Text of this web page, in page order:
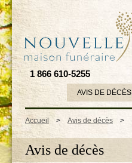
1 866 610-5255
AVIS DE DÉCÈS
Accueil > Avis de décès >
Avis de décès